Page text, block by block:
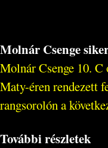
Molnár Csenge
Molnár Csenge 10. C
Maty-éren rendezett
rangsorolón a
További részletek